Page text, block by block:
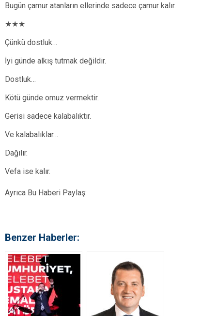
Bugün çamur atanların ellerinde sadece çamur kalır.
★★★
Çünkü dostluk…
İyi günde alkış tutmak değildir.
Dostluk…
Kötü günde omuz vermektir.
Gerisi sadece kalabalıktır.
Ve kalabalıklar…
Dağılır.
Vefa ise kalır.
Ayrıca Bu Haberi Paylaş:
Benzer Haberler: